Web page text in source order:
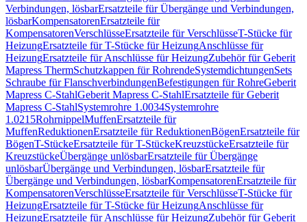
Verbindungen, lösbarErsatzteile für Übergänge und Verbindungen,
lösbarKompensatorenErsatzteile für
KompensatorenVerschlüsseErsatzteile für VerschlüsseT-Stücke für
HeizungErsatzteile für T-Stücke für HeizungAnschlüsse für
HeizungErsatzteile für Anschlüsse für HeizungZubehör für Geberit
Mapress ThermSchutzkappen für RohrendeSystemdichtungenSets
Schraube für FlanschverbindungenBefestigungen für RohreGeberit
Mapress C-StahlGeberit Mapress C-StahlErsatzteile für Geberit
Mapress C-StahlSystemrohre 1.0034Systemrohre
1.0215RohrnippelMuffenErsatzteile für
MuffenReduktionenErsatzteile für ReduktionenBögenErsatzteile für
BögenT-StückeErsatzteile für T-StückeKreuzstückeErsatzteile für
KreuzstückeÜbergänge unlösbarErsatzteile für Übergänge
unlösbarÜbergänge und Verbindungen, lösbarErsatzteile für
Übergänge und Verbindungen, lösbarKompensatorenErsatzteile für
KompensatorenVerschlüsseErsatzteile für VerschlüsseT-Stücke für
HeizungErsatzteile für T-Stücke für HeizungAnschlüsse für
HeizungErsatzteile für Anschlüsse für HeizungZubehör für Geberit